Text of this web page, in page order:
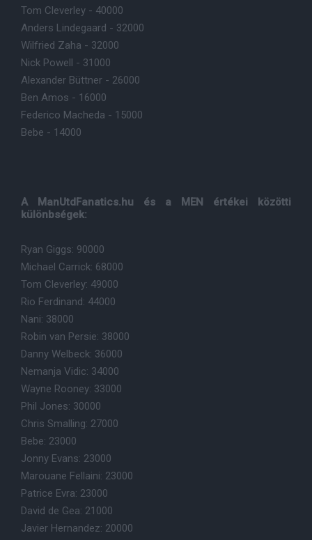
Tom Cleverley - 40000
Anders Lindegaard - 32000
Wilfried Zaha - 32000
Nick Powell - 31000
Alexander Büttner - 26000
Ben Amos - 16000
Federico Macheda - 15000
Bebe - 14000
A ManUtdFanatics.hu és a MEN értékei közötti
különbségek:
Ryan Giggs: 90000
Michael Carrick: 68000
Tom Cleverley: 49000
Rio Ferdinand: 44000
Nani: 38000
Robin van Persie: 38000
Danny Welbeck: 36000
Nemanja Vidic: 34000
Wayne Rooney: 33000
Phil Jones: 30000
Chris Smalling: 27000
Bebe: 23000
Jonny Evans: 23000
Marouane Fellaini: 23000
Patrice Evra: 23000
David de Gea: 21000
Javier Hernandez: 20000